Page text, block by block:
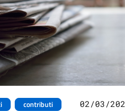
contributi 02/03/